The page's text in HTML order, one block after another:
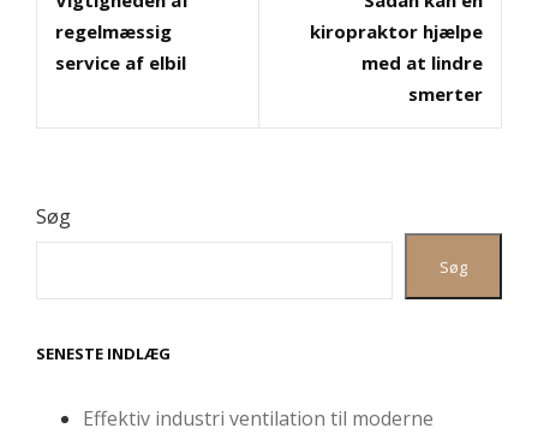
regelmæssig
service af elbil
kiropraktor hjælpe
med at lindre
smerter
Søg
Søg
SENESTE INDLÆG
Effektiv industri ventilation til moderne